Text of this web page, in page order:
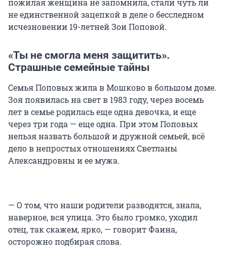
не единственной зацепкой в деле о бесследном
исчезновении 19-летней Зои Поповой.
«Ты не смогла меня защитить».
Страшные семейные тайны
Семья Поповых жила в Мошково в большом доме.
Зоя появилась на свет в 1983 году, через восемь
лет в семье родилась еще одна девочка, и еще
через три года — еще одна. При этом Поповых
нельзя назвать большой и дружной семьей, всё
дело в непростых отношениях Светланы
Александровны и ее мужа.
— О том, что наши родители разводятся, знала,
наверное, вся улица. Это было громко, уходил
отец, так скажем, ярко, — говорит Фаина,
осторожно подбирая слова.